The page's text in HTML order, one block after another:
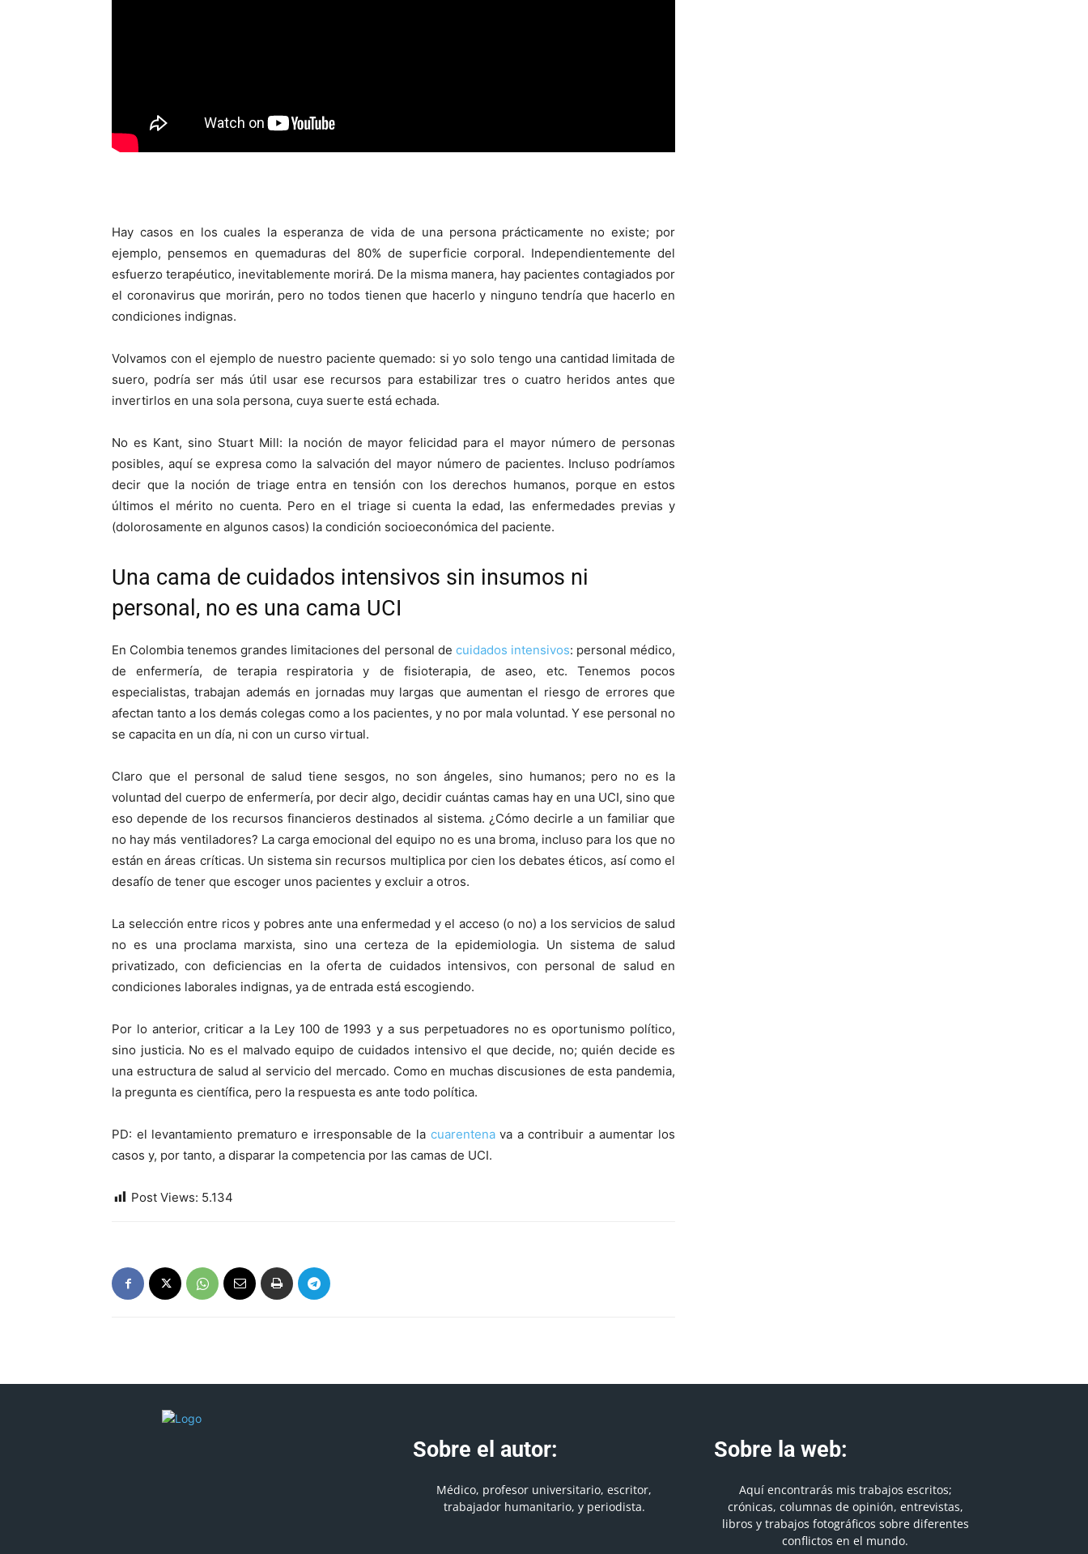
Hay casos en los cuales la esperanza de vida de una persona prácticamente no existe; por
ejemplo, pensemos en quemaduras del 80% de superficie corporal. Independientemente del
esfuerzo terapéutico, inevitablemente morirá. De la misma manera, hay pacientes contagiados por
el coronavirus que morirán, pero no todos tienen que hacerlo y ninguno tendría que hacerlo en
condiciones indignas.
Volvamos con el ejemplo de nuestro paciente quemado: si yo solo tengo una cantidad limitada de
suero, podría ser más útil usar ese recursos para estabilizar tres o cuatro heridos antes que
invertirlos en una sola persona, cuya suerte está echada.
No es Kant, sino Stuart Mill: la noción de mayor felicidad para el mayor número de personas
posibles, aquí se expresa como la salvación del mayor número de pacientes. Incluso podríamos
decir que la noción de triage entra en tensión con los derechos humanos, porque en estos
últimos el mérito no cuenta. Pero en el triage si cuenta la edad, las enfermedades previas y
(dolorosamente en algunos casos) la condición socioeconómica del paciente.
Una cama de cuidados intensivos sin insumos ni
personal, no es una cama UCI
En Colombia tenemos grandes limitaciones del personal de cuidados intensivos: personal médico,
de enfermería, de terapia respiratoria y de fisioterapia, de aseo, etc. Tenemos pocos
especialistas, trabajan además en jornadas muy largas que aumentan el riesgo de errores que
afectan tanto a los demás colegas como a los pacientes, y no por mala voluntad. Y ese personal no
se capacita en un día, ni con un curso virtual.
Claro que el personal de salud tiene sesgos, no son ángeles, sino humanos; pero no es la
voluntad del cuerpo de enfermería, por decir algo, decidir cuántas camas hay en una UCI, sino que
eso depende de los recursos financieros destinados al sistema. ¿Cómo decirle a un familiar que
no hay más ventiladores? La carga emocional del equipo no es una broma, incluso para los que no
están en áreas críticas. Un sistema sin recursos multiplica por cien los debates éticos, así como el
desafío de tener que escoger unos pacientes y excluir a otros.
La selección entre ricos y pobres ante una enfermedad y el acceso (o no) a los servicios de salud
no es una proclama marxista, sino una certeza de la epidemiologia. Un sistema de salud
privatizado, con deficiencias en la oferta de cuidados intensivos, con personal de salud en
condiciones laborales indignas, ya de entrada está escogiendo.
Por lo anterior, criticar a la Ley 100 de 1993 y a sus perpetuadores no es oportunismo político,
sino justicia. No es el malvado equipo de cuidados intensivo el que decide, no; quién decide es
una estructura de salud al servicio del mercado. Como en muchas discusiones de esta pandemia,
la pregunta es científica, pero la respuesta es ante todo política.
PD: el levantamiento prematuro e irresponsable de la cuarentenava a contribuir a aumentar los
casos y, por tanto, a disparar la competencia por las camas de UCI.
Post Views: 5.134
Sobre el autor:
Médico, profesor universitario, escritor,
trabajador humanitario, y periodista.
Sobre la web:
Aquí encontrarás mis trabajos escritos;
crónicas, columnas de opinión, entrevistas,
libros y trabajos fotográficos sobre diferentes
conflictos en el mundo.